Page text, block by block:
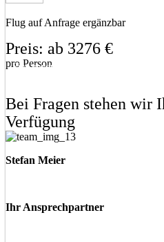
Flug auf Anfrage ergänzbar
Preis: ab 3276 €
pro Person
Eine unverbindliche Anfrage stellen
Bei Fragen stehen wir
Verfügung
Stefan Meier
Ihr Ansprechpartner